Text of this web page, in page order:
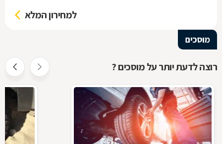
למחירון המלא
מוסכים
רוצה לדעת יותר על מוסכים ?